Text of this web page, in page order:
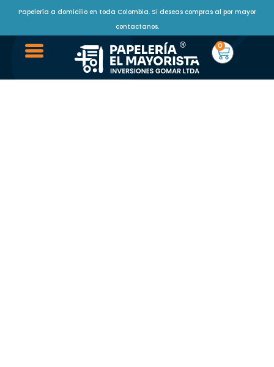
Papelería a domicilio en toda Colombia. Si deseas compras al por mayor
contactanos.
0